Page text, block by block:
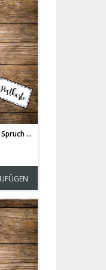
A6 Postkarte Faultier mit Spruch ich wär lieber erfolgreich und elegant - hab mich für faul und geil entschieden pk11